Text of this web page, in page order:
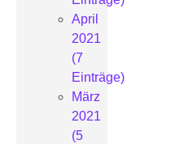
April
2021
(7
Einträge)
März
2021
(5